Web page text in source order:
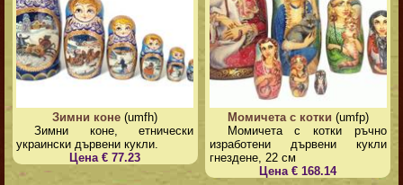
Зимни коне (umfh)
Зимни коне, етнически
украински дървени кукли.
Цена € 77.23
Момичета с котки (umfp)
Момичета с котки ръчно
изработени дървени кукли
гнездене, 22 см
Цена € 168.14